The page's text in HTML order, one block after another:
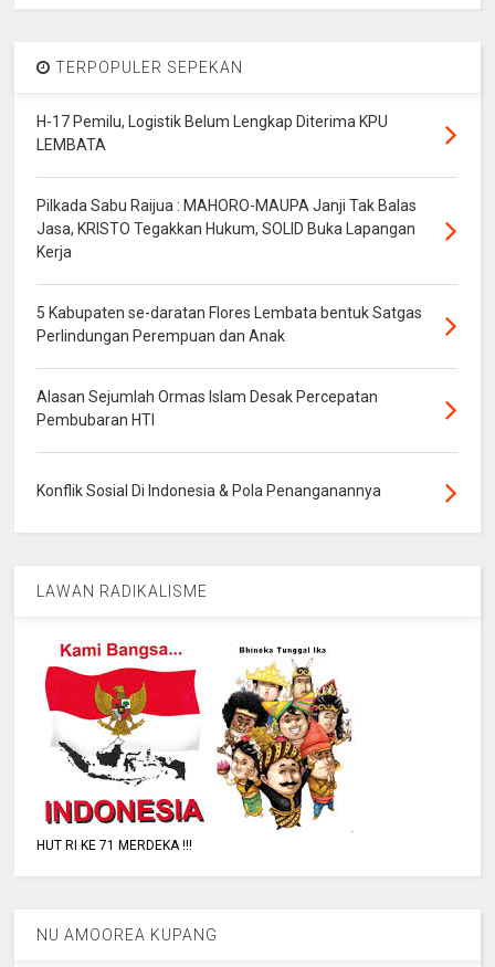
TERPOPULER SEPEKAN
H-17 Pemilu, Logistik Belum Lengkap Diterima KPU
LEMBATA
Pilkada Sabu Raijua : MAHORO-MAUPA Janji Tak Balas
Jasa, KRISTO Tegakkan Hukum, SOLID Buka Lapangan
Kerja
5 Kabupaten se-daratan Flores Lembata bentuk Satgas
Perlindungan Perempuan dan Anak
Alasan Sejumlah Ormas Islam Desak Percepatan
Pembubaran HTI
Konflik Sosial Di Indonesia & Pola Penanganannya
LAWAN RADIKALISME
HUT RI KE 71 MERDEKA !!!
NU AMOOREA KUPANG